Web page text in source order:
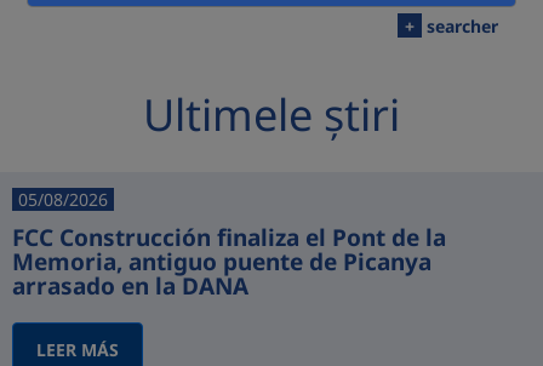
+ searcher
Ultimele știri
05/08/2026
FCC Construcción finaliza el Pont de la
Memoria, antiguo puente de Picanya
arrasado en la DANA
LEER MÁS